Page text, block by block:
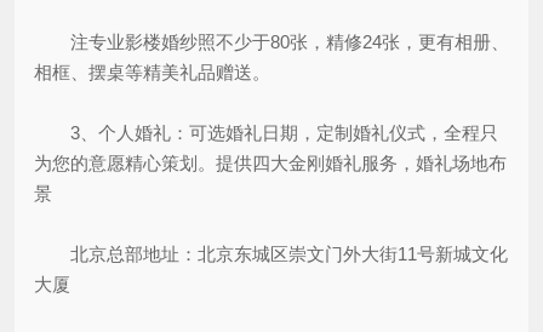
注专业影楼婚纱照不少于80张，精修24张，更有相册、
相框、摆桌等精美礼品赠送。
3、个人婚礼：可选婚礼日期，定制婚礼仪式，全程只
为您的意愿精心策划。提供四大金刚婚礼服务，婚礼场地布
景
北京总部地址：北京东城区崇文门外大街11号新城文化
大厦